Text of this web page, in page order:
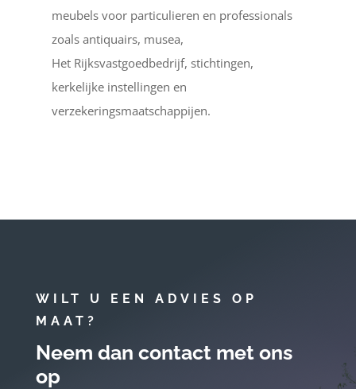
meubels voor particulieren en professionals
zoals antiquairs, musea,
Het Rijksvastgoedbedrijf, stichtingen,
kerkelijke instellingen en
verzekeringsmaatschappijen.
WILT U EEN ADVIES OP
MAAT?
Neem dan contact met ons
op